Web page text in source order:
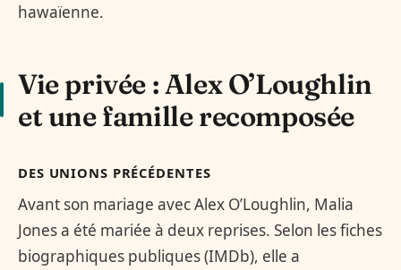
hawaïenne.
Vie privée : Alex O’Loughlin
et une famille recomposée
DES UNIONS PRÉCÉDENTES
Avant son mariage avec Alex O’Loughlin, Malia
Jones a été mariée à deux reprises. Selon les fiches
biographiques publiques (IMDb), elle a